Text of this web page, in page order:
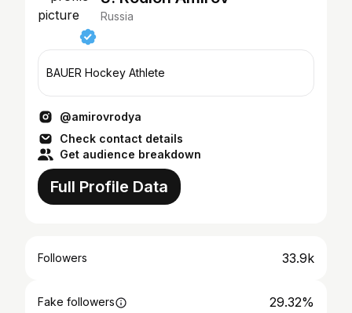
Russia
BAUER Hockey Athlete
@amirovrodya
Check contact details
Get audience breakdown
Full Profile Data
Followers 33.9k
Fake followers 29.32%